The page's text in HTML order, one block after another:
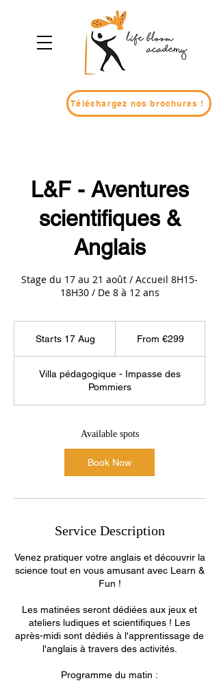
Téléchargez nos brochures !
L&F - Aventures
scientifiques &
Anglais
Stage du 17 au 21 août / Accueil 8H15-
18H30 / De 8 à 12 ans
Starts 17 Aug
r
t
s
7
g
From €299
Villa pédagogique - Impasse des
Pommiers
Available spots
Book Now
Service Description
Venez pratiquer votre anglais et découvrir la
science tout en vous amusant avec Learn &
Fun !
Les matinées seront dédiées aux jeux et
ateliers ludiques et scientifiques ! Les
après-midi sont dédiés à l'apprentissage de
l'anglais à travers des activités.
Programme du matin :